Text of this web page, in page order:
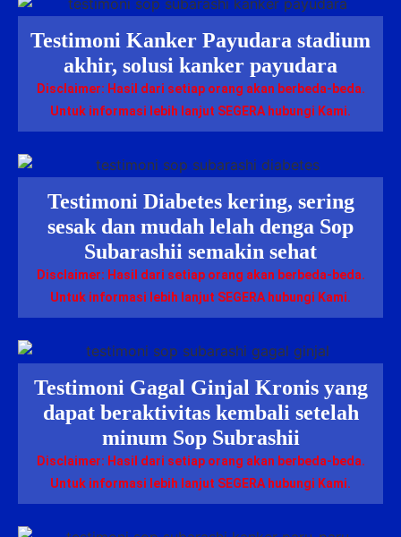
Testimoni Kanker Payudara stadium
akhir, solusi kanker payudara
Disclaimer: Hasil dari setiap orang akan berbeda-beda.
Untuk informasi lebih lanjut SEGERA hubungi Kami.
Testimoni Diabetes kering, sering
sesak dan mudah lelah denga Sop
Subarashii semakin sehat
Disclaimer: Hasil dari setiap orang akan berbeda-beda.
Untuk informasi lebih lanjut SEGERA hubungi Kami.
Testimoni Gagal Ginjal Kronis yang
dapat beraktivitas kembali setelah
minum Sop Subrashii
Disclaimer: Hasil dari setiap orang akan berbeda-beda.
Untuk informasi lebih lanjut SEGERA hubungi Kami.